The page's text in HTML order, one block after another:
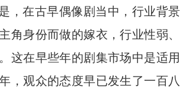
，在古早偶像剧当中，行业背景
角身份而做的嫁衣，行业性弱、
这在早些年的剧集市场中是适用
，观众的态度早已发生了一百八